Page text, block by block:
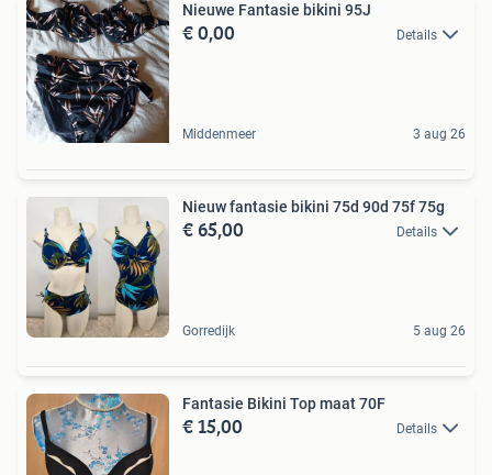
Nieuwe Fantasie bikini 95J
€ 0,00 Details
Middenmeer 3 aug 26
Nieuw fantasie bikini 75d 90d 75f 75g
€ 65,00 Details
Gorredijk 5 aug 26
Fantasie Bikini Top maat 70F
€ 15,00 Details